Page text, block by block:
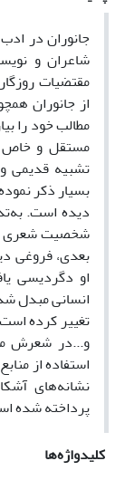
جانوران در
شاعران و
مقتضیات
از جانوران
مطالب خود را
مستقل و خاص
تشبیه قدیمی
بسیار ذکر
دیده است.
شخصیت شعری
بعدی، فروغی
او دگردیسی
انسانی مبدل
تغییر کرده
و...در شعرش
استفاده از
نشانه‌های
پرداخته شده
کلیدواژه‌ها